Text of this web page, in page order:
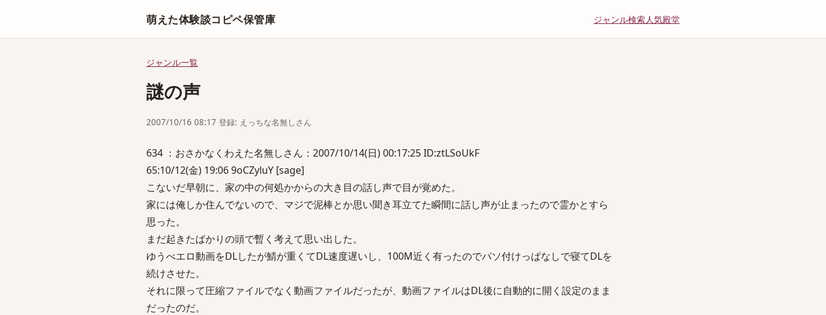
萌えた体験談コピペ保管庫 ジャンル検索人気殿堂
ジャンル一覧
謎の声
2007/10/16 08:17 登録: えっちな名無しさん
634 ：おさかなくわえた名無しさん：2007/10/14(日) 00:17:25 ID:ztLSoUkF
65:10/12(金) 19:06 9oCZyluY [sage]
こないだ早朝に、家の中の何処かからの大き目の話し声で目が覚めた。
家には俺しか住んでないので、マジで泥棒とか思い聞き耳立てた瞬間に話し声が止まったので霊かとすら
思った。
まだ起きたばかりの頭で暫く考えて思い出した。
ゆうべエロ動画をDLしたが鯖が重くてDL速度遅いし、100M近く有ったのでパソ付けっぱなしで寝てDLを
続けさせた。
それに限って圧縮ファイルでなく動画ファイルだったが、動画ファイルはDL後に自動的に開く設定のまま
だったのだ。